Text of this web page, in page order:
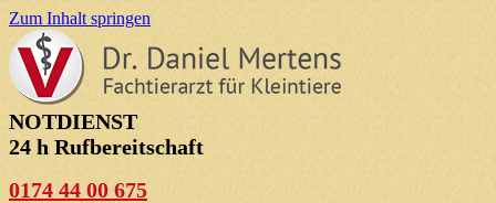
Zum Inhalt springen
NOTDIENST
24 h Rufbereitschaft
0174 44 00 675